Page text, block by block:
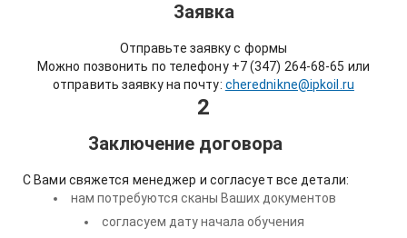
Заявка
Отправьте заявку с формы
Можно позвонить по телефону +7 (347) 264-68-65 или
отправить заявку на почту: cherednikne@ipkoil.ru
2
Заключение договора
С Вами свяжется менеджер и согласует все детали:
нам потребуются сканы Ваших документов
согласуем дату начала обучения